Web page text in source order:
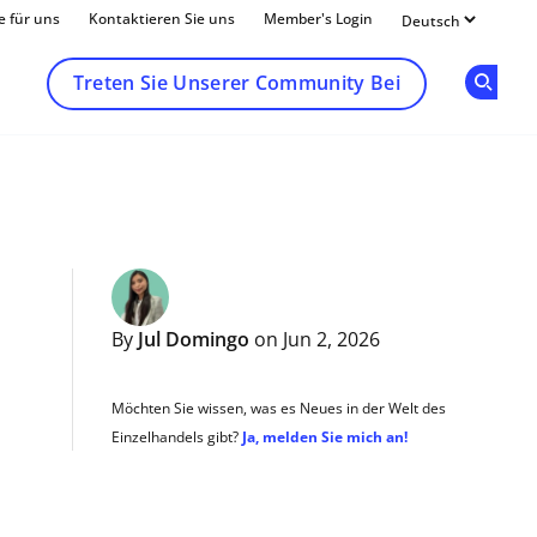
für uns Kontaktieren Sie uns Member's Login
Treten Sie Unserer Community Bei
By Jul Domingo on Jun 2, 2026
Möchten Sie wissen, was es Neues in der Welt des
Einzelhandels gibt? Ja, melden Sie mich an!